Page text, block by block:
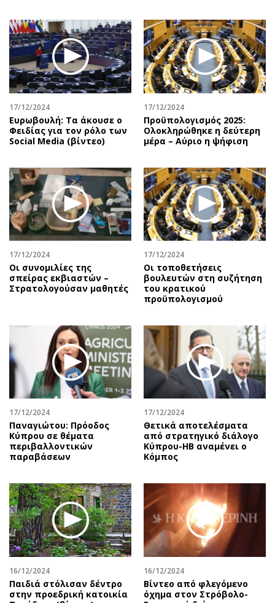
Ενέργεια
Ναυτιλία
Περιβάλλον
Ελλάδα
Κόσμος
Παράξενα
Πολιτισμός
Σινεμά
Μουσική
Εικαστικά
Βιβλίο
Χειρόγραφα
Γυναίκα
Showbiz
Ταξίδια
Συνταγές
Έξοδος
Media
Εκπομπές
Wine routes
Uncut
Προσφορές
Προσωπικότητες στην ''Κ''
Επιστολές
17/12/2024
Ευρωβουλή: Τα άκουσε ο
Φειδίας για τον ρόλο των
Social Media (βίντεο)
17/12/2024
Προϋπολογισμός 2025:
Ολοκληρώθηκε η δεύτερη
μέρα – Αύριο η ψήφιση
17/12/2024
Οι συνομιλίες της
σπείρας εκβιαστών –
Στρατολογούσαν μαθητές
17/12/2024
Οι τοποθετήσεις
βουλευτών στη συζήτηση
του κρατικού
προϋπολογισμού
17/12/2024
Παναγιώτου: Πρόοδος
Κύπρου σε θέματα
περιβαλλοντικών
παραβάσεων
17/12/2024
Θετικά αποτελέσματα
από στρατηγικό διάλογο
Κύπρου-ΗΒ αναμένει ο
Κόμπος
16/12/2024
Παιδιά στόλισαν δέντρο
στην προεδρική κατοικία
16/12/2024
Βίντεο από φλεγόμενο
όχημα στον Στρόβολο-